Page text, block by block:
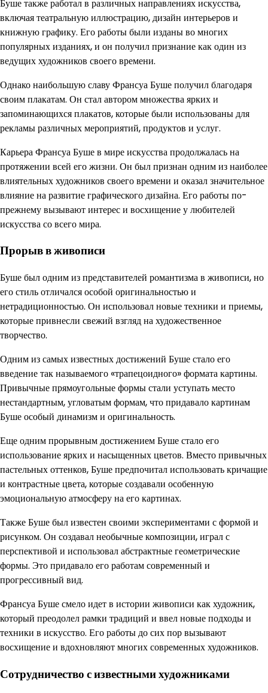
Буше также работал в различных направлениях искусства,
включая театральную иллюстрацию, дизайн интерьеров и
книжную графику. Его работы были изданы во многих
популярных изданиях, и он получил признание как один из
ведущих художников своего времени.
Однако наибольшую славу Франсуа Буше получил благодаря
своим плакатам. Он стал автором множества ярких и
запоминающихся плакатов, которые были использованы для
рекламы различных мероприятий, продуктов и услуг.
Карьера Франсуа Буше в мире искусства продолжалась на
протяжении всей его жизни. Он был признан одним из наиболее
влиятельных художников своего времени и оказал значительное
влияние на развитие графического дизайна. Его работы по-
прежнему вызывают интерес и восхищение у любителей
искусства со всего мира.
Прорыв в живописи
Буше был одним из представителей романтизма в живописи, но
его стиль отличался особой оригинальностью и
нетрадиционностью. Он использовал новые техники и приемы,
которые привнесли свежий взгляд на художественное
творчество.
Одним из самых известных достижений Буше стало его
введение так называемого «трапецоидного» формата картины.
Привычные прямоугольные формы стали уступать место
нестандартным, угловатым формам, что придавало картинам
Буше особый динамизм и оригинальность.
Еще одним прорывным достижением Буше стало его
использование ярких и насыщенных цветов. Вместо привычных
пастельных оттенков, Буше предпочитал использовать кричащие
и контрастные цвета, которые создавали особенную
эмоциональную атмосферу на его картинах.
Также Буше был известен своими экспериментами с формой и
рисунком. Он создавал необычные композиции, играл с
перспективой и использовал абстрактные геометрические
формы. Это придавало его работам современный и
прогрессивный вид.
Франсуа Буше смело идет в истории живописи как художник,
который преодолел рамки традиций и ввел новые подходы и
техники в искусство. Его работы до сих пор вызывают
восхищение и вдохновляют многих современных художников.
Сотрудничество с известными художниками